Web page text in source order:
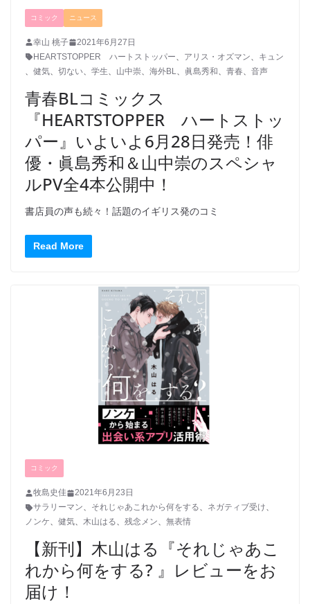
コミック ニュース
幸山 桃子
2021年6月27日
HEARTSTOPPER ハートストッパー
アリス・オズマン
キュン
健気 切ない 学生 山中崇 海外BL 眞島秀和 青春 音声
青春BLコミックス
『HEARTSTOPPER ハートストッ
パー』いよいよ6月28日発売！俳
優・眞島秀和＆山中崇のスペシャ
ルPV全4本公開中！
書店員の声も続々！話題のイギリス発のコミ
Read More
コミック
牧島史佳
2021年6月23日
サラリーマン、 それじゃあこれから何をする、 ネガティブ受け、
ノンケ、 健気、 木山はる、 残念メン、 無表情
【新刊】木山はる『それじゃあこ
れから何をする? 』レビューをお
届け！